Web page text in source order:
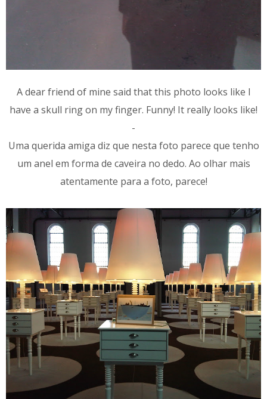
A dear friend of mine said that this photo looks like I
have a skull ring on my finger. Funny! It really looks like!
-
Uma querida amiga diz que nesta foto parece que tenho
um anel em forma de caveira no dedo. Ao olhar mais
atentamente para a foto, parece!